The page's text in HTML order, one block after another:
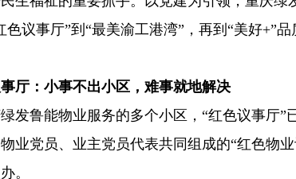
色议事厅”到“最美渝工港湾”，再到“美好+”
厅：小事不出小区，难事就地解决
发鲁能物业服务的多个小区，“红色议事厅
业党员、业主党员代表共同组成的“红色物
。